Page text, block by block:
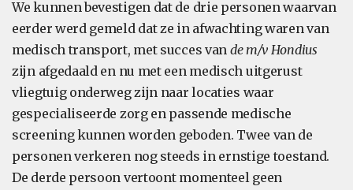
We kunnen bevestigen dat de drie personen waarvan
eerder werd gemeld dat ze in afwachting waren van
medisch transport, met succes van de m/v Hondius
zijn afgedaald en nu met een medisch uitgerust
vliegtuig onderweg zijn naar locaties waar
gespecialiseerde zorg en passende medische
screening kunnen worden geboden. Twee van de
personen verkeren nog steeds in ernstige toestand.
De derde persoon vertoont momenteel geen